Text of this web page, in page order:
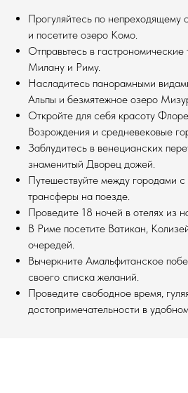
Прогуляйтесь по
и посетите озеро Комо.
Отправьтесь в гастрономические
Милану и Риму.
Насладитесь панорамными
Альпы и безмятежное озеро
Откройте для себя красоту
Возрождения и средневековые
Заблудитесь в венецианских
знаменитый Дворец дожей.
Путешествуйте между городами с
трансферы на поезде.
Проведите 18 ночей в отелях из
В Риме посетите Ватикан,
очередей.
Вычеркните Амальфитанское
своего списка желаний.
Проведите свободное время,
достопримечательности в